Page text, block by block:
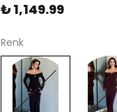
₺ 1,149.99
Renk